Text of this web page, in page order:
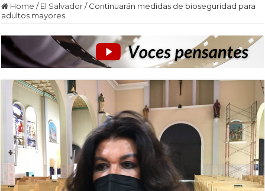
Home / El Salvador / Continuarán medidas de bioseguridad para
adultos mayores